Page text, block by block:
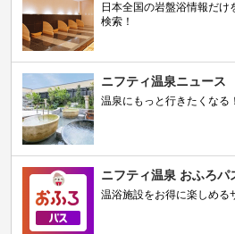
日本全国の岩盤浴情報だけ
検索！
ニフティ温泉ニュース
温泉にもっと行きたくなる
ニフティ温泉 おふろパ
温浴施設をお得に楽しめる